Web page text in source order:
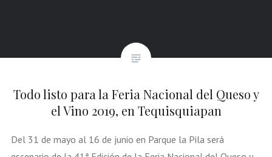
Todo listo para la Feria Nacional del Queso y
el Vino 2019, en Tequisquiapan
Del 31 de mayo al 16 de junio en Parque la Pila será